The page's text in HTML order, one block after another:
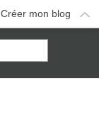
Créer mon blog